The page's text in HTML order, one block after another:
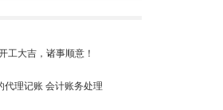
工大吉，诸事顺意！
代理记账 会计账务处理